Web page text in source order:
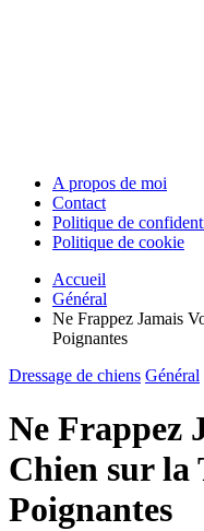
A propos de moi
Contact
Politique de
Politique de cookie
Accueil
Général
Ne Frappez Jamais
Poignantes
Dressage de chiens Général
Ne Frappez
Chien sur la
Poignantes